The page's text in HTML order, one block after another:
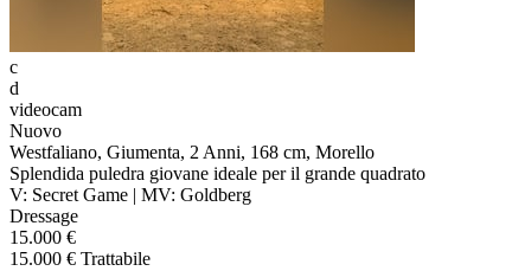
c
d
videocam
Nuovo
Westfaliano, Giumenta, 2 Anni, 168 cm, Morello
Splendida puledra giovane ideale per il grande quadrato
V: Secret Game | MV: Goldberg
Dressage
15.000 €
15.000 € Trattabile